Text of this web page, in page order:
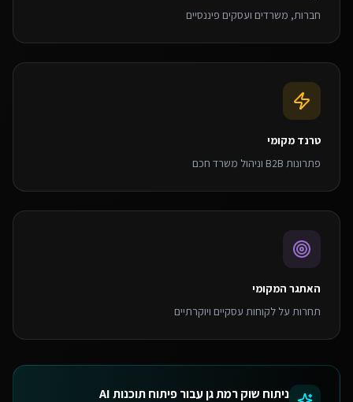
חברות, משרדים ועסקים פיננסיים
טרנד מקומי
פתרונות B2B וניהול משרד חכם
האתגר המקומי
תחרות על לקוחות עסקיים ויוקרתיים
ניתוח שוקרמת גןעבורפיתוח תוכנות AI